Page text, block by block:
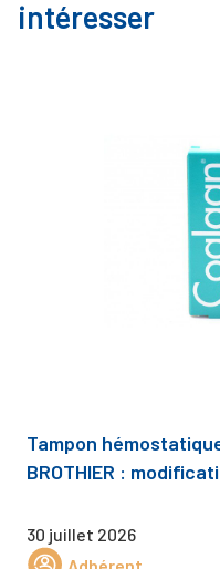
intéresser
Tampon
BROTHIER :
30 juillet 2026